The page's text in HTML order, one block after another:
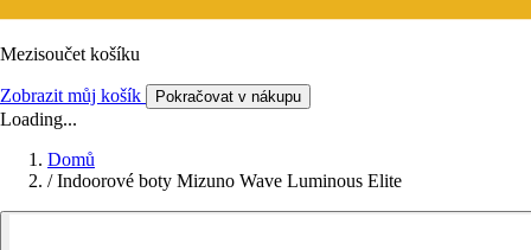
Mezisoučet košíku
Zobrazit můj košík Pokračovat v nákupu
Loading...
Domů
/ Indoorové boty Mizuno Wave Luminous Elite